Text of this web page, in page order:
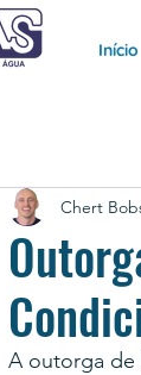
Início
Chert
A outorga de